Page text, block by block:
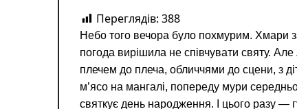
Переглядів: 388
Небо того вечора було похмурим. Хмари
погода вирішила не співчувати святу.
плечем до плеча, обличчями до сцени, з
м’ясо на мангалі, попереду мури
святкує день народження. І цього разу —